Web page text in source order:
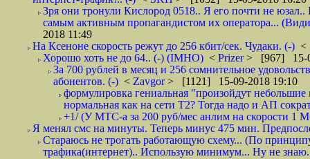
Зря они тронули Кислород 0518.. Я его почти не
самым активным пропагандистом их оператора...
2018 11:49
На Ксеноне скорость режут до 256 кбит/сек. Чудаки. (-) <
Хорошо хоть не до 64.. (-) (IMHO) < Prizer> [967] 15-
За 700 рублей в месяц и 256 сомнительное
абонентов. (-) < Zavgor> [1121] 15-09-2018 19:10
формулировка гениальная "произойдут небольшие
нормальная как на сети Т2? Тогда надо и АП
+1/ (У МТС-а за 200 руб/мес анлим на скорости 1
Я менял смс на минуты. Теперь минус 475 мин.
Стараюсь не трогать работающую схему... (По
трафика(интернет).. Использую минимум... Ну не